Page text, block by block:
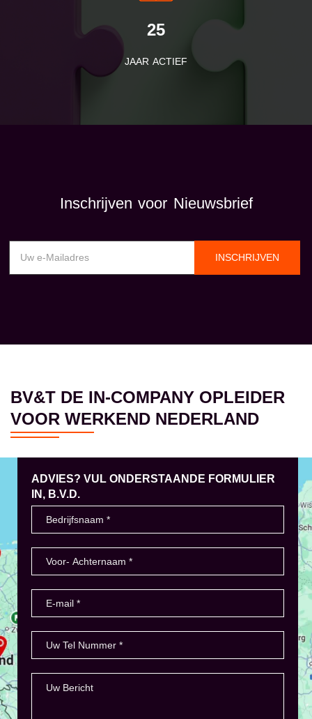
25
JAAR ACTIEF
Inschrijven voor Nieuwsbrief
INSCHRIJVEN
BV&T DE IN-COMPANY OPLEIDER
VOOR WERKEND NEDERLAND
ADVIES? VUL ONDERSTAANDE FORMULIER
IN, B.V.D.